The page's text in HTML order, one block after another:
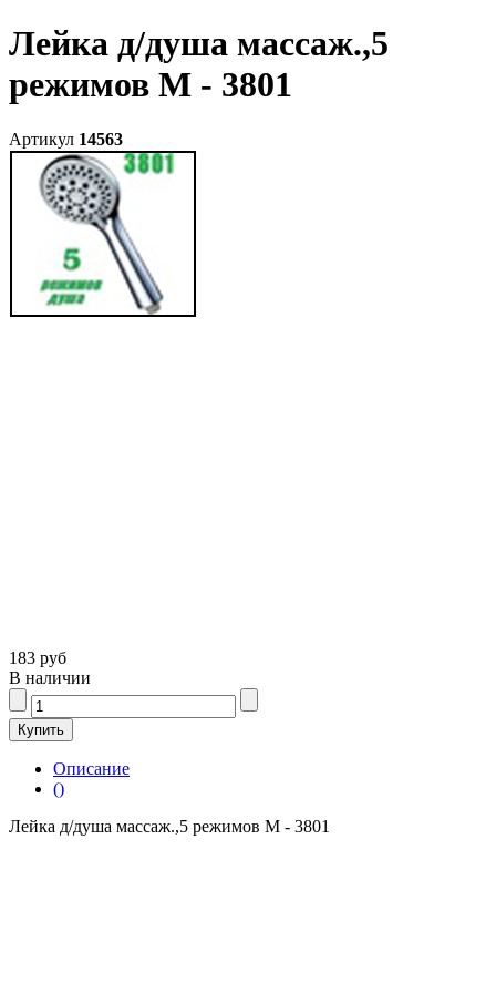
Лейка д/душа массаж.,5
режимов M - 3801
Артикул 14563
183 руб
В наличии
Описание
()
Лейка д/душа массаж.,5 режимов M - 3801